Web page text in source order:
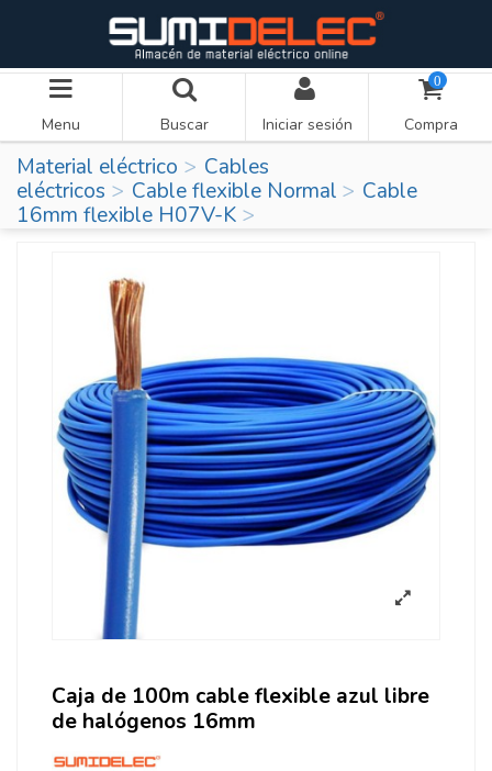
Menu Buscar Iniciar sesión
0
Compra
Material eléctrico
Cables
eléctricos
Cable flexible Normal
Cable
16mm flexible H07V-K
Caja de 100m cable flexible azul libre
de halógenos 16mm